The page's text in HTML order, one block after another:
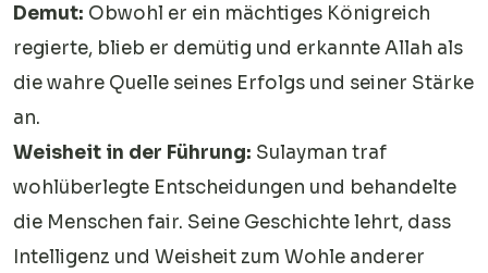
Demut: Obwohl er ein mächtiges Königreich
regierte, blieb er demütig und erkannte Allah als
die wahre Quelle seines Erfolgs und seiner Stärke
an.
Weisheit in der Führung: Sulayman traf
wohlüberlegte Entscheidungen und behandelte
die Menschen fair. Seine Geschichte lehrt, dass
Intelligenz und Weisheit zum Wohle anderer